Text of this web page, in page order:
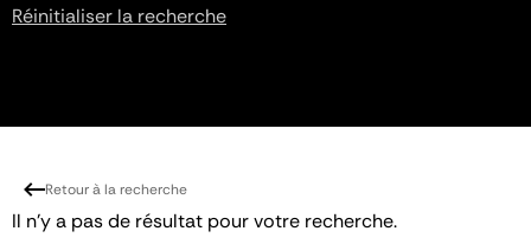
Réinitialiser la recherche
Retour à la recherche
Il n'y a pas de résultat pour votre recherche.